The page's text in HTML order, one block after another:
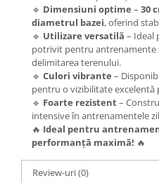
🔹 Dimensiuni optime – 30
diametrul bazei, oferind
🔹 Utilizare versatilă – Ideal
potrivit pentru antrenamente
delimitarea terenului.
🔹 Culori vibrante –
pentru o vizibilitate excelentă
🔹 Foarte rezistent–
intensive în antrenamentele
🔥 Ideal pentru
performanță maximă! 🔥
Review-uri(0)